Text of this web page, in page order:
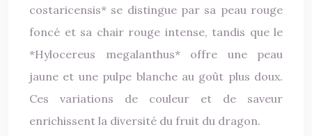
costaricensis* se distingue par sa peau rouge
foncé et sa chair rouge intense, tandis que le
*Hylocereus megalanthus* offre une peau
jaune et une pulpe blanche au goût plus doux.
Ces variations de couleur et de saveur
enrichissent la diversité du fruit du dragon.